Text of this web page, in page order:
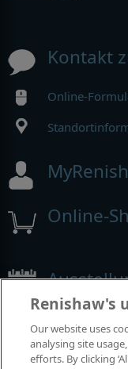
Kontakt
Online-
Online-
Renishaw's
Our website uses
analysing site
efforts. By clicking